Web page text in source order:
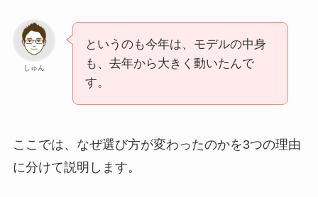
しゅん
というのも今年は、モデルの中身
も、去年から大きく動いたんで
す。
ここでは、なぜ選び方が変わったのかを3つの理由
に分けて説明します。